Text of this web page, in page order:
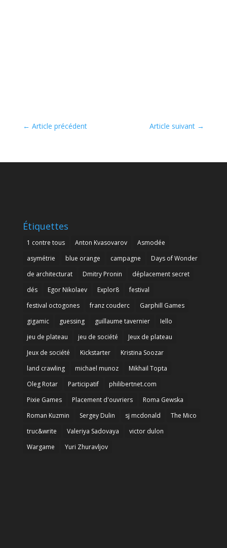
← Article précédent Article suivant →
Étiquettes
1 contre tous Anton Kvasovarov
Asmodée
asymétrie
blue orange campagne
Days of Wonder
de architecturat
Dmitry Pronin
déplacement secret
dés
Egor Nikolaev Explor8
festival
festival octogones
franz couderc
Garphill Games
gigamic
guessing guillaume tavernier
Iello
jeu de plateau
jeu de société
Jeux de plateau
Jeux de société
Kickstarter
Kristina Soozar
land crawling
michael munoz
Mikhail Topta
Oleg Rotar
Participatif
philibertnet.com
Pixie Games
Placement d'ouvriers
Roma Gewska
Roman Kuzmin
Sergey Dulin sj mcdonald
The Mico
truc&write
Valeriya Sadovaya
victor dulon
Wargame
Yuri Zhuravljov